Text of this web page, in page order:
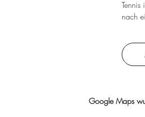
nach
Google Maps